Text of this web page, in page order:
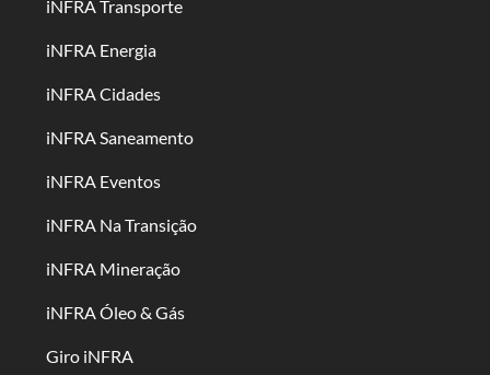
iNFRA Transporte
iNFRA Energia
iNFRA Cidades
iNFRA Saneamento
iNFRA Eventos
iNFRA Na Transição
iNFRA Mineração
iNFRA Óleo & Gás
Giro iNFRA